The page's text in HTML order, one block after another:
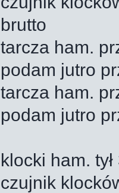
brutto
tarcza ham.
podam jutro
tarcza ham.
podam jutro
klocki ham.
czujnik